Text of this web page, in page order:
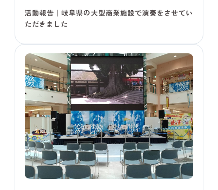
活動報告│岐阜県の大型商業施設で演奏をさせてい
ただきました